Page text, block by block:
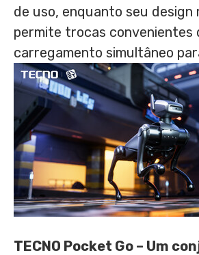
de uso, enquanto seu design
permite trocas convenientes
carregamento simultâneo
TECNO Pocket Go – Um